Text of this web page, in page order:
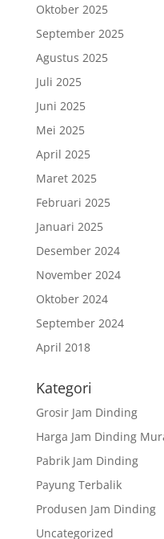
Oktober 2025
September 2025
Agustus 2025
Juli 2025
Juni 2025
Mei 2025
April 2025
Maret 2025
Februari 2025
Januari 2025
Desember 2024
November 2024
Oktober 2024
September 2024
April 2018
Kategori
Grosir Jam Dinding
Harga Jam Dinding
Pabrik Jam Dinding
Payung Terbalik
Produsen Jam Dinding
Uncategorized